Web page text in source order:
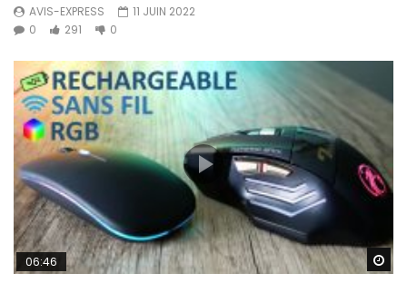
AVIS-EXPRESS
11 JUIN 2022
0
291 0
06:46